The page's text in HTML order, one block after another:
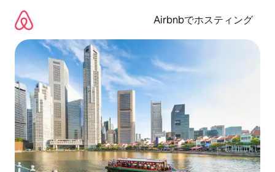
Airbnbでホスティング